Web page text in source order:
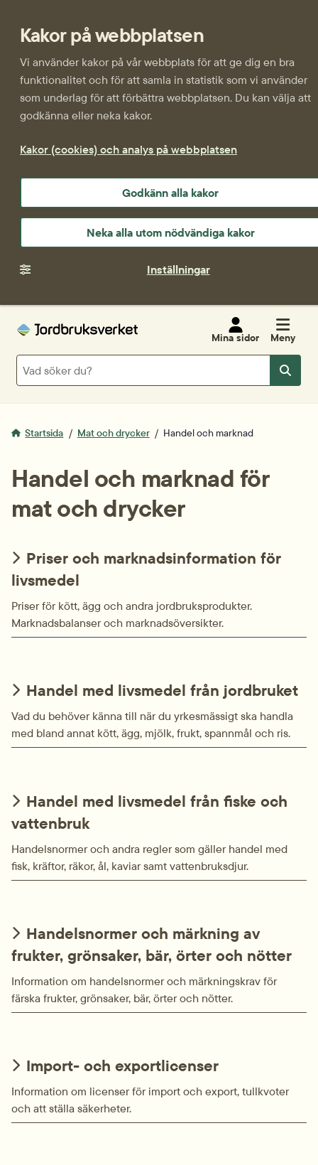
Kakor på webbplatsen
Vi använder kakor på vår webbplats för att ge dig en bra
funktionalitet och för att samla in statistik som vi använder
som underlag för att förbättra webbplatsen. Du kan välja att
godkänna eller neka kakor.
Kakor (cookies) och analys på webbplatsen
Godkänn alla kakor
Neka alla utom nödvändiga kakor
Inställningar
Mina sidor Meny
Sök
Sök
Startsida Mat och drycker Handel och marknad
Handel och marknad för
mat och drycker
Priser och marknadsinformation för
livsmedel
Priser för kött, ägg och andra jordbruksprodukter.
Marknadsbalanser och marknadsöversikter.
Handel med livsmedel från jordbruket
Vad du behöver känna till när du yrkesmässigt ska handla
med bland annat kött, ägg, mjölk, frukt, spannmål och ris.
Handel med livsmedel från fiske och
vattenbruk
Handelsnormer och andra regler som gäller handel med
fisk, kräftor, räkor, ål, kaviar samt vattenbruksdjur.
Handelsnormer och märkning av
frukter, grönsaker, bär, örter och nötter
Information om handelsnormer och märkningskrav för
färska frukter, grönsaker, bär, örter och nötter.
Import- och exportlicenser
Information om licenser för import och export, tullkvoter
och att ställa säkerheter.